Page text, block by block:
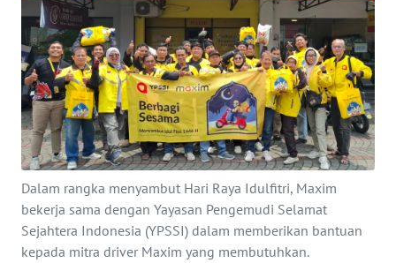
Dalam rangka menyambut Hari Raya Idulfitri, Maxim
bekerja sama dengan Yayasan Pengemudi Selamat
Sejahtera Indonesia (YPSSI) dalam memberikan bantuan
kepada mitra driver Maxim yang membutuhkan.
INDEKS
BERITA
KONTAK
KAMI
INFO
IKLAN
TENTANG
KAMI